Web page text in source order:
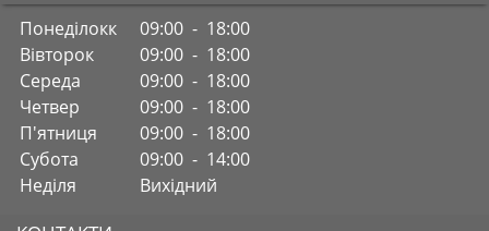
Понеділокк
09:00 - 18:00
Вівторок
09:00 - 18:00
Середа
09:00 - 18:00
Четвер
09:00 - 18:00
П'ятниця
09:00 - 18:00
Субота
09:00 - 14:00
Неділя
Вихідний